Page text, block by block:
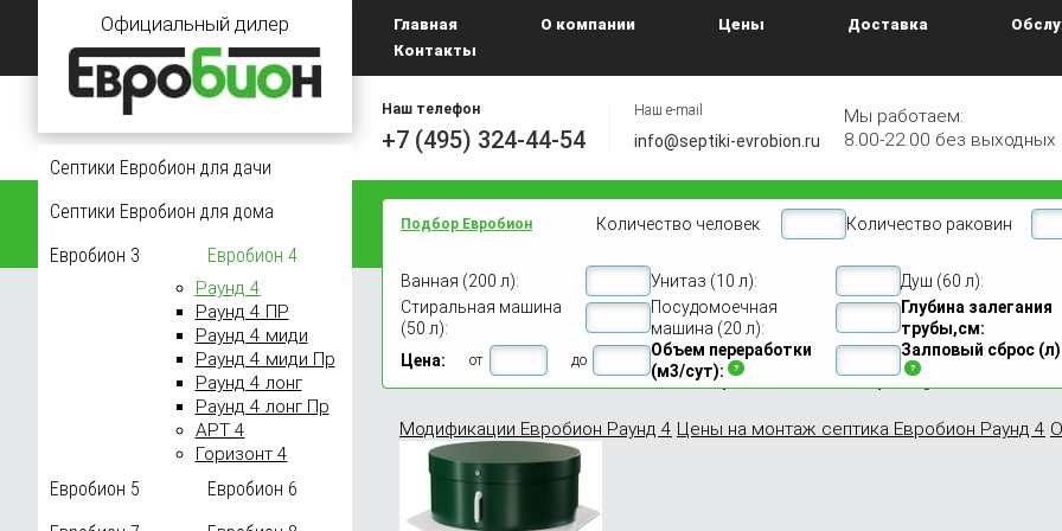
Главная О компании Цены Доставка
Контакты
Наш телефон
+7 (495) 324-44-54
Наш e-mail
info@septiki-evrobion.ru
Мы работаем:
8.00-22.00 без выходных
Подбор Евробион Количество человек Количество раковин
Ванная (200 л): Унитаз (10 л): Душ (60 л):
Стиральная машина
(50 л):
Посудомоечная
машина (20 л):
Глубина залегания
трубы,см:
Цена:
от до
Объем переработки
(м3/сут):
Залповый сброс
Официальный дилер
Септики Евробион для дачи
Септики Евробион для дома
Евробион 3
Евробион 4
Раунд 4
Раунд 4 ПР
Раунд 4 миди
Раунд 4 миди Пр
Раунд 4 лонг
Раунд 4 лонг Пр
АРТ 4
Горизонт 4
Евробион 5
Евробион 6
Главная Евробион 4 Евробион Раунд 4
Канализация Евробион раунд 4
Модификации Евробион Раунд 4 Цены на монтаж септика Евробион Раунд 4